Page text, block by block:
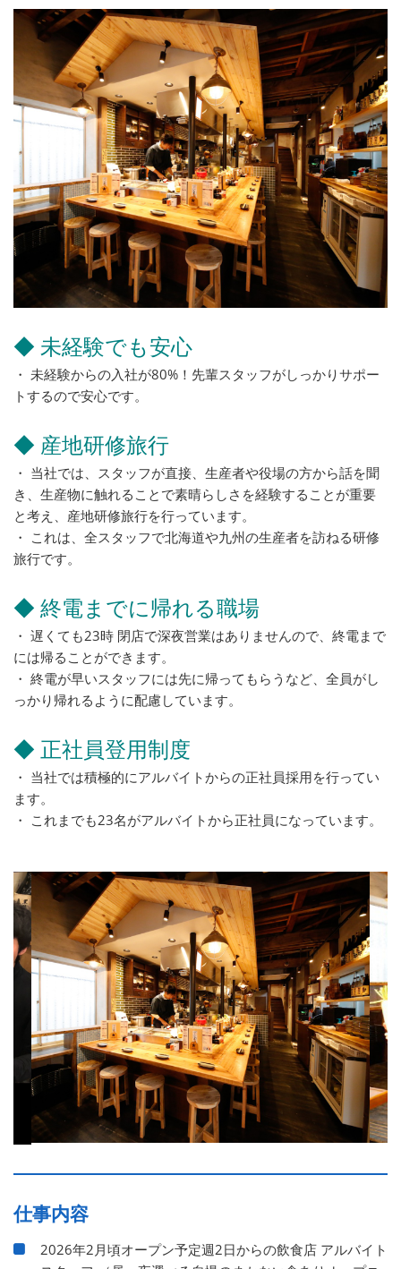
◆ 未経験でも安心
・ 未経験からの入社が80%！先輩スタッフがしっかりサポー
トするので安心です。
◆ 産地研修旅行
・ 当社では、スタッフが直接、生産者や役場の方から話を聞
き、生産物に触れることで素晴らしさを経験することが重要
と考え、産地研修旅行を行っています。
・ これは、全スタッフで北海道や九州の生産者を訪ねる研修
旅行です。
◆ 終電までに帰れる職場
・ 遅くても23時 閉店で深夜営業はありませんので、終電まで
には帰ることができます。
・ 終電が早いスタッフには先に帰ってもらうなど、全員がし
っかり帰れるように配慮しています。
◆ 正社員登用制度
・ 当社では積極的にアルバイトからの正社員採用を行ってい
ます。
・ これまでも23名がアルバイトから正社員になっています。
仕事内容
2026年2月頃オープン予定週2日からの飲食店 アルバイト